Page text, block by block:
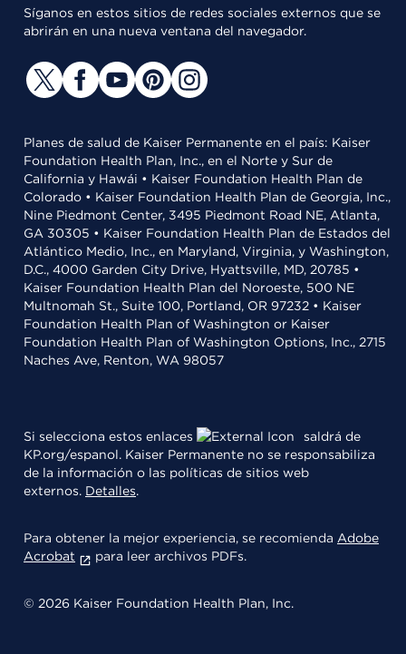
Síganos en estos sitios de redes sociales externos que se
abrirán en una nueva ventana del navegador.
Planes de salud de Kaiser Permanente en el país: Kaiser
Foundation Health Plan, Inc., en el Norte y Sur de
California y Hawái • Kaiser Foundation Health Plan de
Colorado • Kaiser Foundation Health Plan de Georgia, Inc.,
Nine Piedmont Center, 3495 Piedmont Road NE, Atlanta,
GA 30305 • Kaiser Foundation Health Plan de Estados del
Atlántico Medio, Inc., en Maryland, Virginia, y Washington,
D.C., 4000 Garden City Drive, Hyattsville, MD, 20785 •
Kaiser Foundation Health Plan del Noroeste, 500 NE
Multnomah St., Suite 100, Portland, OR 97232 • Kaiser
Foundation Health Plan of Washington or Kaiser
Foundation Health Plan of Washington Options, Inc., 2715
Naches Ave, Renton, WA 98057
Si selecciona estos enlaces
saldrá de
KP.org/espanol. Kaiser Permanente no se responsabiliza
de la información o las políticas de sitios web
externos. Detalles.
Para obtener la mejor experiencia, se recomienda Adobe
Acrobat
para leer archivos PDFs.
© 2026 Kaiser Foundation Health Plan, Inc.